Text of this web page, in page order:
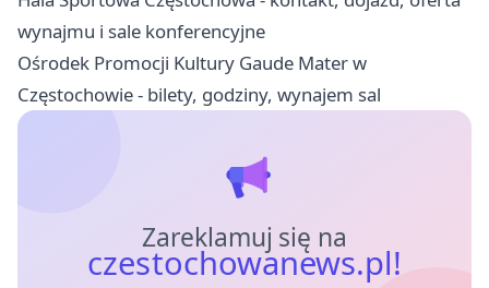
wynajmu i sale konferencyjne
Ośrodek Promocji Kultury Gaude Mater w
Częstochowie - bilety, godziny, wynajem sal
Zareklamuj się na
czestochowanews.pl!